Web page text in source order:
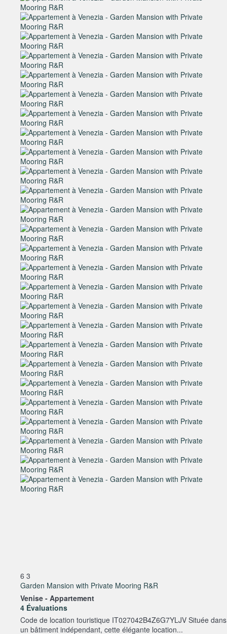
6 3
Garden Mansion with Private Mooring R&R
Venise - Appartement
4 Évaluations
Code de location touristique IT027042B4Z6G7YLJV Située dans
un bâtiment indépendant, cette élégante location...